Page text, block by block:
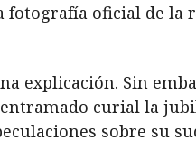
oficial de la
explicación. Sin
curial la
sobre su